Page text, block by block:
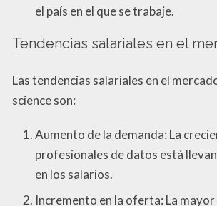
el país en el que se trabaje.
Tendencias salariales en el
Las tendencias salariales en el
science son:
Aumento de la demanda: La
profesionales de datos está
en los salarios.
Incremento en la oferta: La